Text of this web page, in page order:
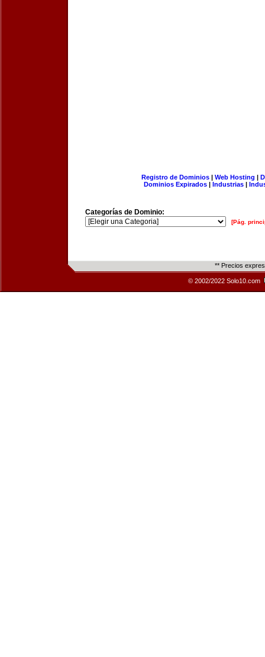
Registro de Dominios| Web Hosting |
Dominios Expirados | Industrias |
Categorías de Dominio:
[Pág.
** Precios
© 2002/2022 Solo10.com